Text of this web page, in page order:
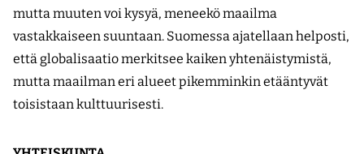
mutta muuten voi kysyä, meneekö maailma
vastakkaiseen suuntaan. Suomessa ajatellaan helposti,
että globalisaatio merkitsee kaiken yhtenäistymistä,
mutta maailman eri alueet pikemminkin etääntyvät
toisistaan kulttuurisesti.